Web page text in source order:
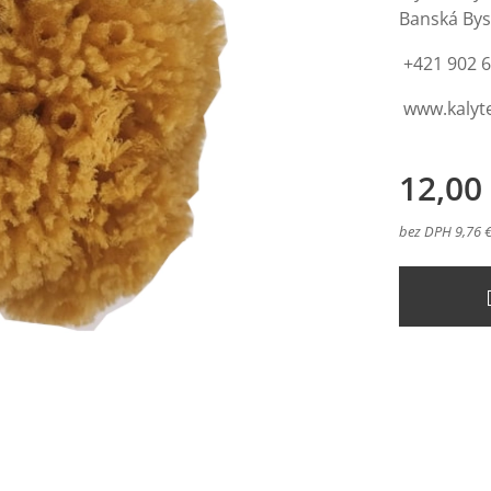
Banská
+421 902
12,00
bez DPH 9,76 €